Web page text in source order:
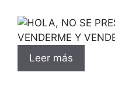
Leer más